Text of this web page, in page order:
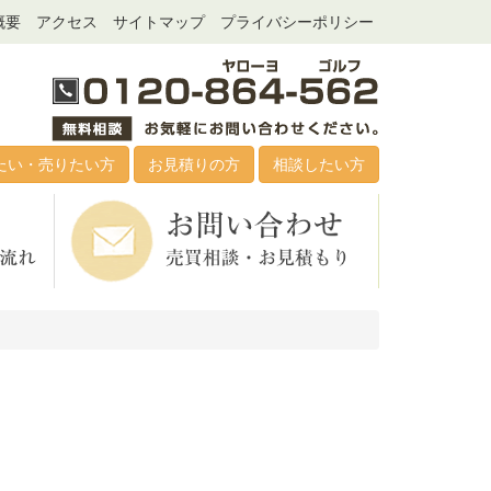
要 アクセス サイトマップ プライバシーポリシー
い・売りたい方 お見積りの方 相談したい方